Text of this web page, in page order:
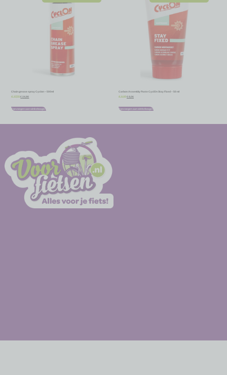
Chain grease spray Cyclon – 500ml
€27,75 € 24,98
Toevoegen aan winkelwagen
Carbon Assembly Paste CyclOn Stay Fixed – 50 ml
€ 8,95 € 8,06
Toevoegen aan winkelwagen